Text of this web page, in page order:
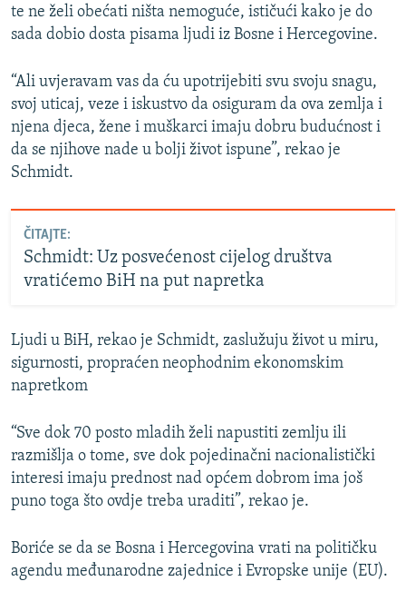
te ne želi obećati ništa nemoguće, ističući kako je do
sada dobio dosta pisama ljudi iz Bosne i Hercegovine.
“Ali uvjeravam vas da ću upotrijebiti svu svoju snagu,
svoj uticaj, veze i iskustvo da osiguram da ova zemlja i
njena djeca, žene i muškarci imaju dobru budućnost i
da se njihove nade u bolji život ispune”, rekao je
Schmidt.
ČITAJTE:
Schmidt: Uz posvećenost cijelog društva
vratićemo BiH na put napretka
Ljudi u BiH, rekao je Schmidt, zaslužuju život u miru,
sigurnosti, propraćen neophodnim ekonomskim
napretkom
“Sve dok 70 posto mladih želi napustiti zemlju ili
razmišlja o tome, sve dok pojedinačni nacionalistički
interesi imaju prednost nad općem dobrom ima još
puno toga što ovdje treba uraditi”, rekao je.
Boriće se da se Bosna i Hercegovina vrati na političku
agendu međunarodne zajednice i Evropske unije (EU).